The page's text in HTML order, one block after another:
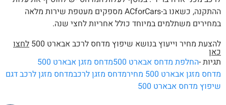
ההתקנה, כשאנו ב-ACforCars מספקים מעטפת שירות מלאה
משתלמים במיוחד כולל אחריות לחצי שנה.
מחיר וייעוץ בנושא שיפוץ מדחס לרכב אבארט 500
לחצו
-החלפת מדחס אבארט 500
מדחס מזגן אבארט 500
מזגן אבארט 500 מחיר
מדחס מזגן לרכבמדחס מזגן לרכב דגם
מדחס אבארט 500